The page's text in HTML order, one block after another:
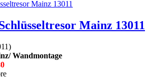
Mainz 13011
)
Wandmontage